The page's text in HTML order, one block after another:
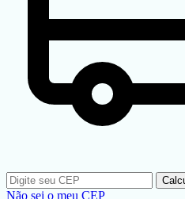
Não sei o meu CEP